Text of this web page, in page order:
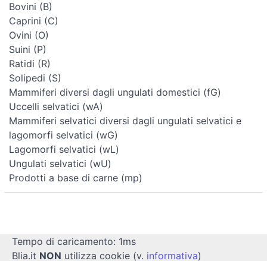
Bovini (B)
Caprini (C)
Ovini (O)
Suini (P)
Ratidi (R)
Solipedi (S)
Mammiferi diversi dagli ungulati domestici (fG)
Uccelli selvatici (wA)
Mammiferi selvatici diversi dagli ungulati selvatici e
lagomorfi selvatici (wG)
Lagomorfi selvatici (wL)
Ungulati selvatici (wU)
Prodotti a base di carne (mp)
Tempo di caricamento: 1ms
Blia.it NON utilizza cookie (v. informativa)